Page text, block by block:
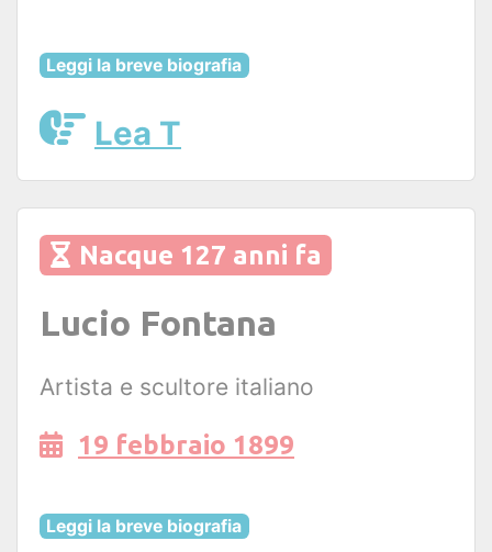
Leggi la breve biografia
Lea T
Nacque 127 anni fa
Lucio Fontana
Artista e scultore italiano
19 febbraio 1899
Leggi la breve biografia